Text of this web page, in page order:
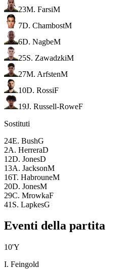
23M. FarsiM
7D. ChambostM
6D. NagbeM
25S. ZawadzkiM
27M. ArfstenM
10D. RossiF
19J. Russell-RoweF
Sostituti
24E. BushG
2A. HerreraD
12D. JonesD
13A. JacksonM
16T. HabrouneM
20D. JonesM
29C. MrowkaF
41 S. LapkesG
Eventi della partita
10'Y
I. Feingold